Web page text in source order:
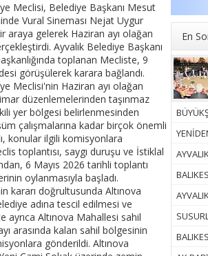
En
Meclisi, Belediye Başkanı Mesut
Vural Sineması Nejat Uygur
araya gelerek Haziran ayı olağan
Ayvalık Belediye Başkanı
toplanan Mecliste, 9
görüşülerek karara bağlandı.
Meclisi'nin Haziran ayı olağan
düzenlemelerinden taşınmaz
yer bölgesi belirlenmesinden
çalışmalarına kadar birçok önemli
konular ilgili komisyonlara
toplantısı, saygı duruşu ve İstiklal
6 Mayıs 2026 tarihli toplantı
oylanmasıyla başladı.
kararı doğrultusunda Altınova
adına tescil edilmesi ve
ayrıca Altınova Mahallesi sahil
arasında kalan sahil bölgesinin
gönderildi. Altınova